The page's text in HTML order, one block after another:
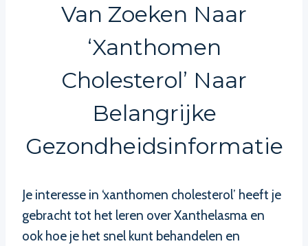
Van Zoeken Naar
‘xanthomen
Cholesterol’ Naar
Belangrijke
Gezondheidsinformatie
Je interesse in ‘xanthomen cholesterol’ heeft je
gebracht tot het leren over Xanthelasma en
ook hoe je het snel kunt behandelen en